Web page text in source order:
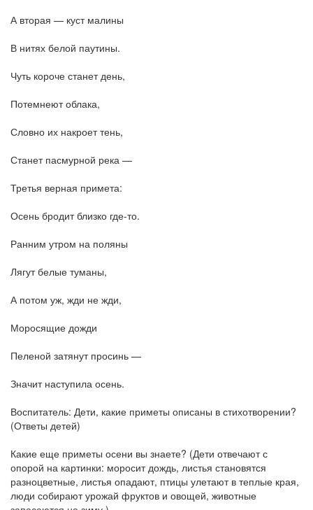
А вторая — куст малины
В нитях белой паутины.
Чуть короче станет день,
Потемнеют облака,
Словно их накроет тень,
Станет пасмурной река —
Третья верная примета:
Осень бродит близко где-то.
Ранним утром на поляны
Лягут белые туманы,
А потом уж, жди не жди,
Моросящие дожди
Пеленой затянут просинь —
Значит наступила осень.
Воспитатель: Дети, какие приметы описаны в стихотворении?
(Ответы детей)
Какие еще приметы осени вы знаете? (Дети отвечают с
опорой на картинки: моросит дождь, листья становятся
разноцветные, листья опадают, птицы улетают в теплые края,
люди собирают урожай фруктов и овощей, животные